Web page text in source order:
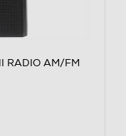
RADIO AM/FM